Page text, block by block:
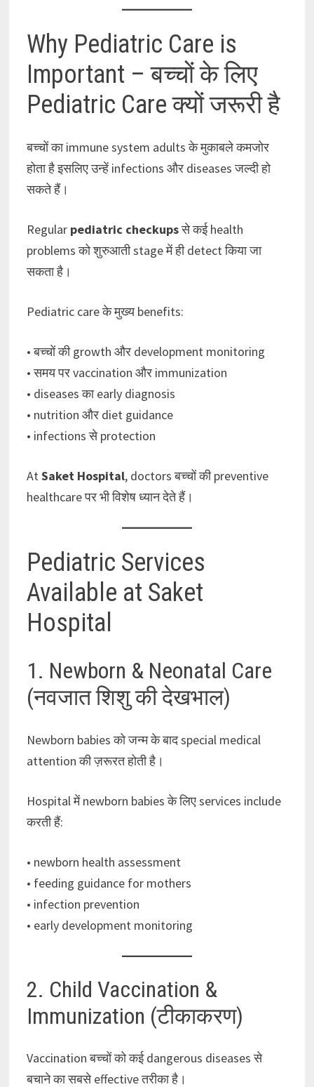
Why Pediatric Care is
Important – बच्चों के लिए
Pediatric Care क्यों जरूरी है
बच्चों का immune system adults के मुकाबले कमजोर
होता है इसलिए उन्हें infections और diseases जल्दी हो
सकते हैं।
Regular pediatric checkupsसे कई health
problems को शुरुआती stage में ही detect किया जा
सकता है।
Pediatric care के मुख्य benefits:
• बच्चों की growth और development monitoring
• समय पर vaccination और immunization
• diseases का early diagnosis
• nutrition और diet guidance
• infections से protection
AtSaket Hospital, doctors बच्चों की preventive
healthcare पर भी विशेष ध्यान देते हैं।
Pediatric Services
Available at Saket
Hospital
1. Newborn & Neonatal Care
(नवजात शिशु की देखभाल)
Newborn babies को जन्म के बाद special medical
attention की ज़रूरत होती है।
Hospital में newborn babies के लिए services include
करती हैं:
• newborn health assessment
• feeding guidance for mothers
• infection prevention
• early development monitoring
2. Child Vaccination &
Immunization (टीकाकरण)
Vaccination बच्चों को कई dangerous diseases से
बचाने का सबसे effective तरीका है।